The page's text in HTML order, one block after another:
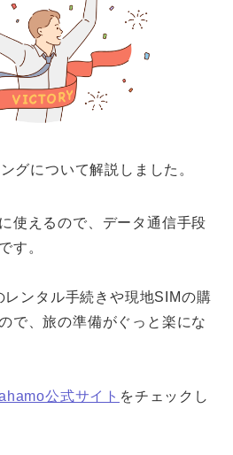
グについて解説しました。
使えるので、データ通信手段
す。
ンタル手続きや現地SIMの購
で、旅の準備がぐっと楽にな
公式サイト をチェックし